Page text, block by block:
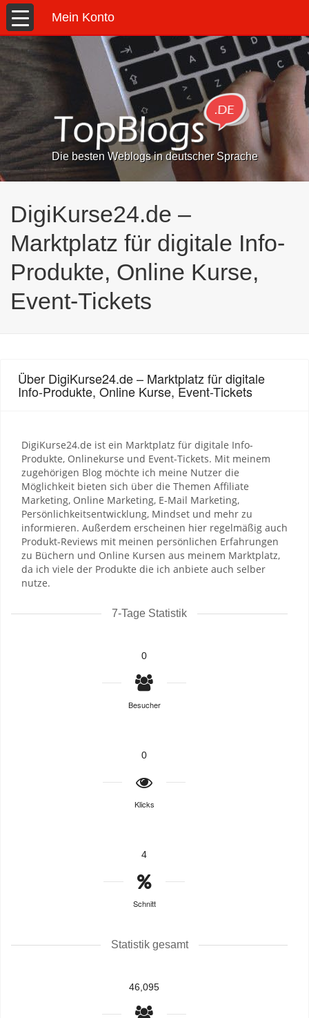
Mein Konto
Die besten Weblogs in deutscher Sprache
DigiKurse24.de –
Marktplatz für digitale Info-
Produkte, Online Kurse,
Event-Tickets
Über DigiKurse24.de – Marktplatz für digitale
Info-Produkte, Online Kurse, Event-Tickets
DigiKurse24.de ist ein Marktplatz für digitale Info-
Produkte, Onlinekurse und Event-Tickets. Mit meinem
zugehörigen Blog möchte ich meine Nutzer die
Möglichkeit bieten sich über die Themen Affiliate
Marketing, Online Marketing, E-Mail Marketing,
Persönlichkeitsentwicklung, Mindset und mehr zu
informieren. Außerdem erscheinen hier regelmäßig auch
Produkt-Reviews mit meinen persönlichen Erfahrungen
zu Büchern und Online Kursen aus meinem Marktplatz,
da ich viele der Produkte die ich anbiete auch selber
nutze.
7-Tage Statistik
0
Besucher
0
Klicks
4
Schnitt
Statistik gesamt
46,095